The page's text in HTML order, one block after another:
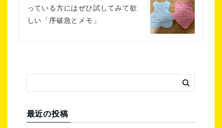
っている方にはぜひ試してみて欲
しい「序破急とメモ」
最近の投稿